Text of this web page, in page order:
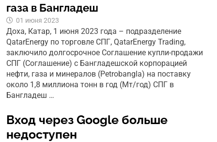
газа в Бангладеш
01 июня 2023
Доха, Катар, 1 июня 2023 года – подразделение
QatarEnergy по торговле СПГ, QatarEnergy Trading,
заключило долгосрочное Соглашение купли-продажи
СПГ (Соглашение) с Бангладешской корпорацией
нефти, газа и минералов (Petrobangla) на поставку
около 1,8 миллиона тонн в год (Mт/год) СПГ в
Бангладеш …
Вход через Google больше
недоступен